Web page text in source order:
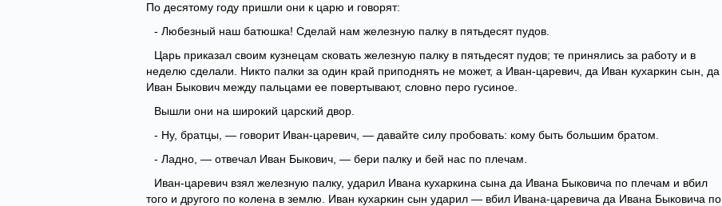
По десятому году пришли они к царю и говорят:
- Любезный наш батюшка! Сделай нам железную палку в пятьдесят пудов.
Царь приказал своим кузнецам сковать железную палку в пятьдесят пудов; те принялись за работу и в
неделю сделали. Никто палки за один край приподнять не может, а Иван-царевич, да Иван кухаркин сын, да
Иван Быкович между пальцами ее повертывают, словно перо гусиное.
Вышли они на широкий царский двор.
- Ну, братцы, — говорит Иван-царевич, — давайте силу пробовать: кому быть большим братом.
- Ладно, — отвечал Иван Быкович, — бери палку и бей нас по плечам.
Иван-царевич взял железную палку, ударил Ивана кухаркина сына да Ивана Быковича по плечам и вбил
того и другого по колена в землю. Иван кухаркин сын ударил — вбил Ивана-царевича да Ивана Быковича по